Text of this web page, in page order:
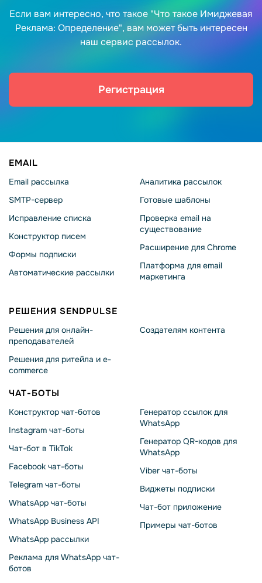
Если вам интересно, что такое "Что такое Имиджевая
Реклама: Определение", вам может быть интересен
наш сервис рассылок.
Регистрация
EMAIL
Email рассылка
SMTP-сервер
Исправление списка
Конструктор писем
Формы подписки
Автоматические рассылки
Аналитика рассылок
Готовые шаблоны
Проверка email на
существование
Расширение для Chrome
Платформа для email
маркетинга
РЕШЕНИЯ SENDPULSE
Решения для онлайн-
преподавателей
Решения для ритейла и e-
commerce
Создателям контента
ЧАТ-БОТЫ
Конструктор чат-ботов
Instagram чат-боты
Чат-бот в TikTok
Facebook чат-боты
Telegram чат-боты
WhatsApp чат-боты
WhatsApp Business API
WhatsApp рассылки
Реклама для WhatsApp чат-
ботов
Генератор ссылок для
WhatsApp
Генератор QR-кодов для
WhatsApp
Viber чат-боты
Виджеты подписки
Чат-бот приложение
Примеры чат-ботов